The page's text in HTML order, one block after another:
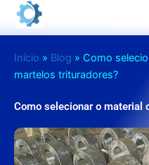
Pular
para
conteúdo
Início » Blog » Como
martelos trituradores?
Como selecionar o material